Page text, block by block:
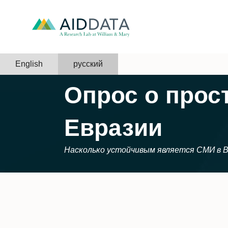
English русский
Опрос о
Евразии
Насколько устойчивым является СМИ в